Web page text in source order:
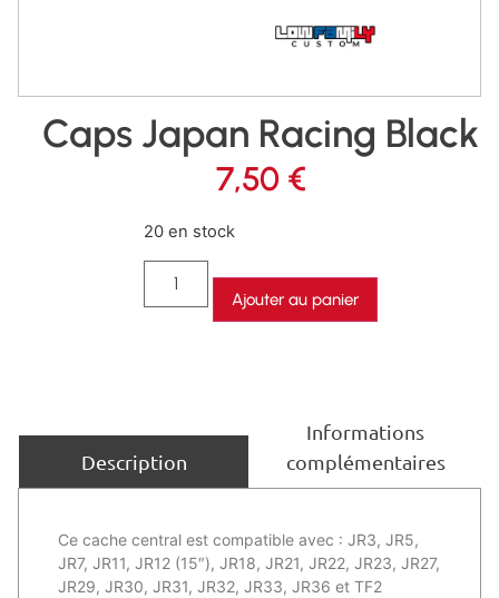
Caps Japan Racing Black
7,50 €
20 en stock
Ajouter au panier
Description
Informations
complémentaires
Ce cache central est compatible avec : JR3, JR5,
JR7, JR11, JR12 (15″), JR18, JR21, JR22, JR23, JR27,
JR29, JR30, JR31, JR32, JR33, JR36 et TF2